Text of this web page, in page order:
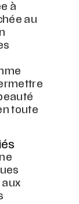
à
au
toute
aux